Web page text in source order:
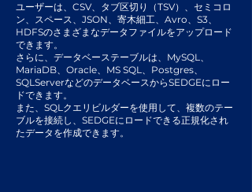
ユーザーは、CSV、タブ区切り（TSV）、セミコロ
ン、スペース、JSON、寄木細工、Avro、S3、
HDFSのさまざまなデータファイルをアップロード
できます。
さらに、データベーステーブルは、MySQL、
MariaDB、Oracle、MS SQL、Postgres、
SQLServerなどのデータベースからSEDGEにロー
ドできます。
また、SQLクエリビルダーを使用して、複数のテー
ブルを接続し、SEDGEにロードできる正規化され
たデータを作成できます。